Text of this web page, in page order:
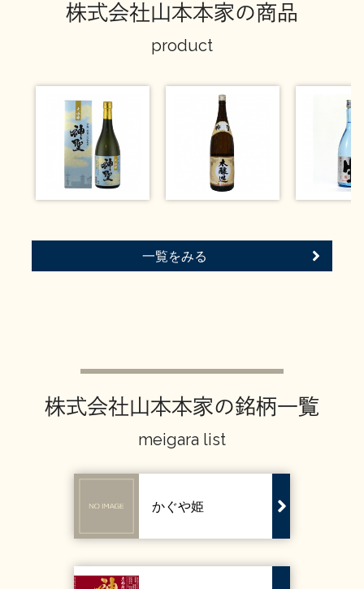
季節の商品 イベント情報
地酒蔵元会WEB展示会 地酒蔵元会利酒会
株式会社山本本家の商品
product
一覧をみる
株式会社山本本家の銘柄一覧
meigara list
かぐや姫